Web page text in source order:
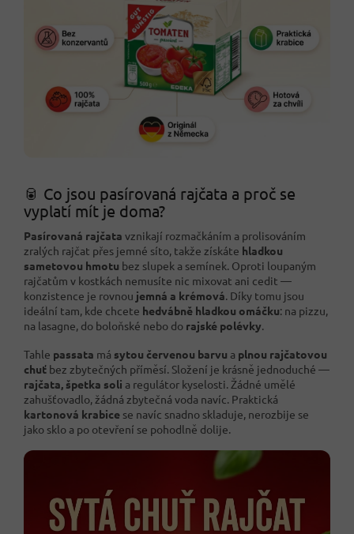
🥫 Co jsou pasírovaná rajčata a proč se
vyplatí mít je doma?
Pasírovaná rajčata vznikají rozmačkáním a prolisováním
zralých rajčat přes jemné síto, takže získáte hladkou
sametovou hmotu bez slupek a semínek. Oproti loupaným
rajčatům v kostkách nemusíte nic mixovat ani cedit —
konzistence je rovnou jemná a krémová. Díky tomu jsou
ideální tam, kde chcete hedvábně hladkou omáčku: na pizzu,
na lasagne, do boloňské nebo do rajské polévky.
Tahle passata má sytou červenou barvu a plnou rajčatovou
chuť bez zbytečných příměsí. Složení je krásně jednoduché —
rajčata, špetka soli a regulátor kyselosti. Žádné umělé
zahušťovadlo, žádná zbytečná voda navíc. Praktická
kartonová krabice se navíc snadno skladuje, nerozbije se
jako sklo a po otevření se pohodlně dolije.